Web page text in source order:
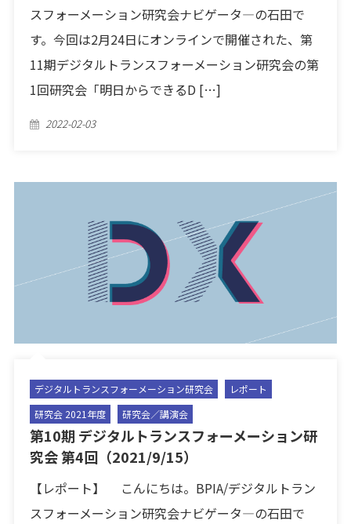
スフォーメーション研究会ナビゲータ―の石田で
す。今回は2月24日にオンラインで開催された、第
11期デジタルトランスフォーメーション研究会の第
1回研究会「明日からできるD […]
Posted
2022-02-03
デジタルトランスフォーメーション研究会
レポート
研究会 2021年度
研究会／講演会
第10期 デジタルトランスフォーメーション研
究会 第4回（2021/9/15）
【レポート】 こんにちは。BPIA/デジタルトラン
スフォーメーション研究会ナビゲータ―の石田で